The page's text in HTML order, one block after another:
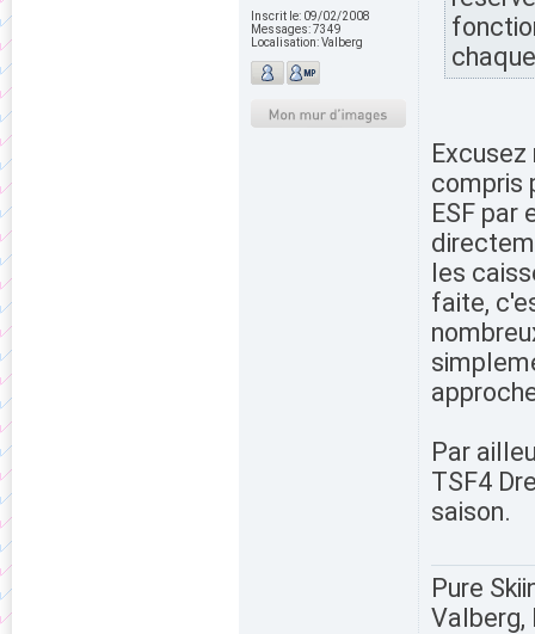
Inscrit le: 09/02/2008
Messages:7349
Localisation:Valberg
compris
ESF par
les
faite,
Par
TSF4
saison.
Pure
Valberg,